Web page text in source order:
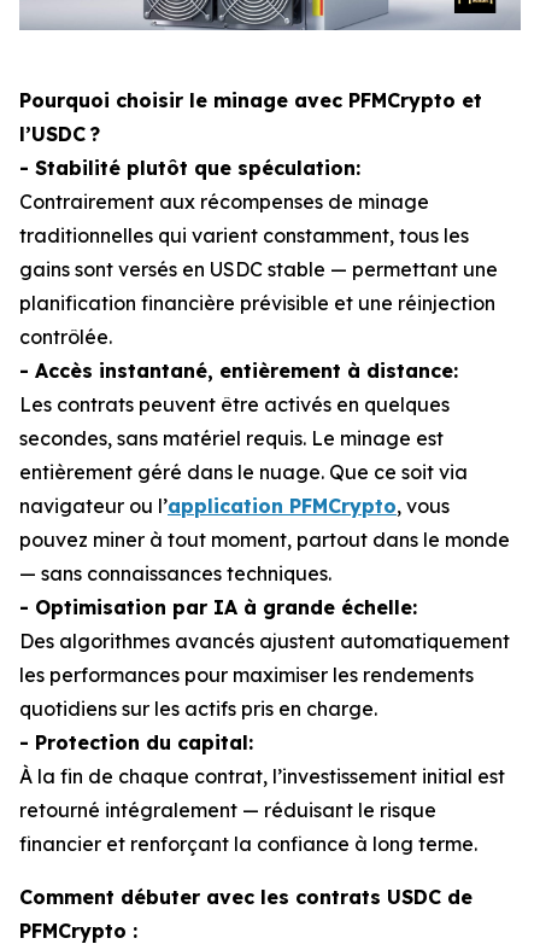
Pourquoi choisir le minage avec PFMCrypto et
l’USDC ?
- Stabilité plutôt que spéculation:
Contrairement aux récompenses de minage
traditionnelles qui varient constamment, tous les
gains sont versés en USDC stable — permettant une
planification financière prévisible et une réinjection
contrôlée.
- Accès instantané, entièrement à distance:
Les contrats peuvent être activés en quelques
secondes, sans matériel requis. Le minage est
entièrement géré dans le nuage. Que ce soit via
navigateur ou l’application PFMCrypto, vous
pouvez miner à tout moment, partout dans le monde
— sans connaissances techniques.
- Optimisation par IA à grande échelle:
Des algorithmes avancés ajustent automatiquement
les performances pour maximiser les rendements
quotidiens sur les actifs pris en charge.
- Protection du capital:
À la fin de chaque contrat, l’investissement initial est
retourné intégralement — réduisant le risque
financier et renforçant la confiance à long terme.
Comment débuter avec les contrats USDC de
PFMCrypto :